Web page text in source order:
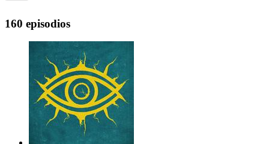
160 episodios